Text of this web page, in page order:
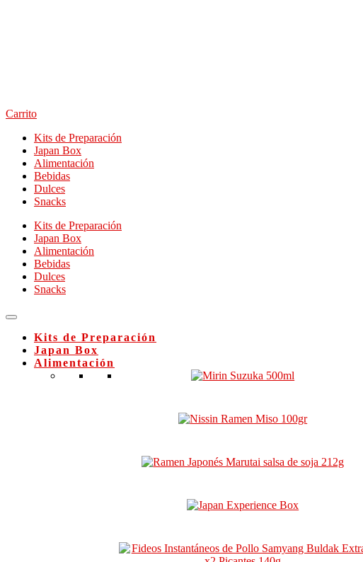
Carrito
Kits de Preparación
Japan Box
Alimentación
Bebidas
Dulces
Snacks
Kits de Preparación
Japan Box
Alimentación
Bebidas
Dulces
Snacks
Kits de Preparación
Japan Box
Alimentación